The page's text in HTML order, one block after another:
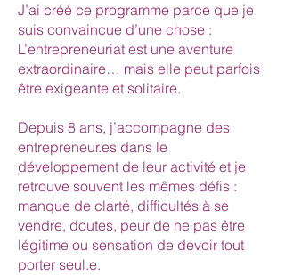
J’ai créé ce programme parce que je
suis convaincue d’une chose :
L’entrepreneuriat est une aventure
extraordinaire… mais elle peut parfois
être exigeante et solitaire.
Depuis 8 ans, j’accompagne des
entrepreneur.es dans le
développement de leur activité et je
retrouve souvent les mêmes défis :
manque de clarté, difficultés à se
vendre, doutes, peur de ne pas être
légitime ou sensation de devoir tout
porter seul.e.